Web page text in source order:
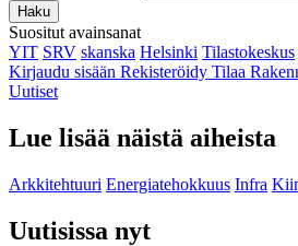
Haku
Suositut avainsanat
YIT SRV skanska Helsinki Tilastokeskus
Kirjaudu sisään Rekisteröidy Tilaa
Uutiset
Lue lisää näistä aiheista
Arkkitehtuuri Energiatehokkuus Infra
Uutisissa nyt